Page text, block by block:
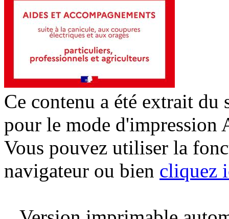
Ce contenu a été extrait
pour le mode d'impression
Vous pouvez utiliser la
navigateur ou bien cliquez